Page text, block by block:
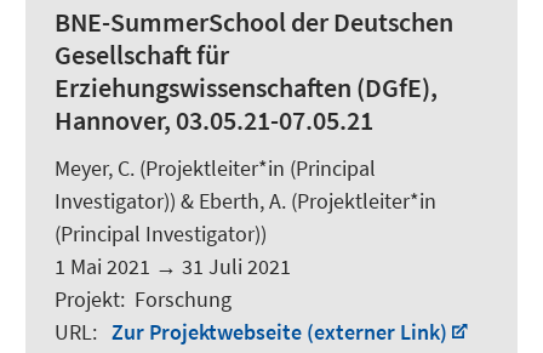
BNE-SummerSchool der Deutschen
Gesellschaft für
Erziehungswissenschaften (DGfE),
Hannover, 03.05.21-07.05.21
Meyer, C. (Projektleiter*in (Principal
Investigator)) & Eberth, A. (Projektleiter*in
(Principal Investigator))
1 Mai 2021 → 31 Juli 2021
Projekt: Forschung
URL : Zur Projektwebseite (externer Link)